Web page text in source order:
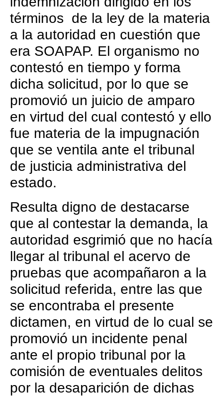
términos de la ley de la materia
a la autoridad en cuestión que
era SOAPAP. El organismo no
contestó en tiempo y forma
dicha solicitud, por lo que se
promovió un juicio de amparo
en virtud del cual contestó y ello
fue materia de la impugnación
que se ventila ante el tribunal
de justicia administrativa del
estado.
Resulta digno de destacarse
que al contestar la demanda, la
autoridad esgrimió que no hacía
llegar al tribunal el acervo de
pruebas que acompañaron a la
solicitud referida, entre las que
se encontraba el presente
dictamen, en virtud de lo cual se
promovió un incidente penal
ante el propio tribunal por la
comisión de eventuales delitos
por la desaparición de dichas